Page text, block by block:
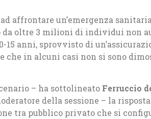
affrontare un’emergenza
da oltre 3 milioni di individui non
15 anni, sprovvisto di
che in alcuni casi non si sono
– ha sottolineato Ferruccio
della sessione – la
tra pubblico privato che si